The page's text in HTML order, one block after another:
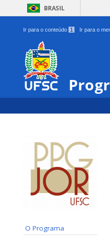
BRASIL
Ir para o conteúdo 1 Ir para o
O Programa